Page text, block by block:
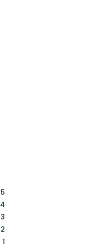
5:
4:
3:
2:
1: